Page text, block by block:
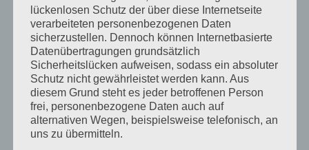
Juni 2023
Mai 2023
April 2023
März 2023
Februar 2023
Dezember 2022
lückenlosen Schutz der über diese Internetseite
verarbeiteten personenbezogenen Daten
sicherzustellen. Dennoch können Internetbasierte
Datenübertragungen grundsätzlich
Sicherheitslücken aufweisen, sodass ein absoluter
Schutz nicht gewährleistet werden kann. Aus
diesem Grund steht es jeder betroffenen Person
frei, personenbezogene Daten auch auf
alternativen Wegen, beispielsweise telefonisch, an
uns zu übermitteln.